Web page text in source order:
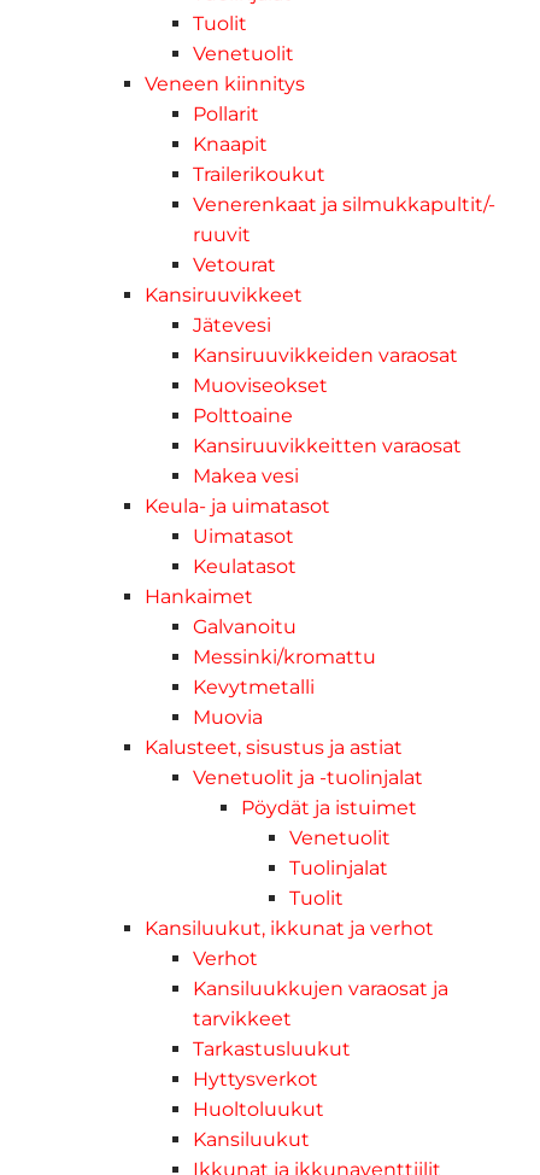
Tuolit
Venetuolit
Veneen kiinnitys
Pollarit
Knaapit
Trailerikoukut
Venerenkaat ja silmukkapultit/-
ruuvit
Vetourat
Kansiruuvikkeet
Jätevesi
Kansiruuvikkeiden varaosat
Muoviseokset
Polttoaine
Kansiruuvikkeitten varaosat
Makea vesi
Keula- ja uimatasot
Uimatasot
Keulatasot
Hankaimet
Galvanoitu
Messinki/kromattu
Kevytmetalli
Muovia
Kalusteet, sisustus ja astiat
Venetuolit ja -tuolinjalat
Pöydät ja istuimet
Venetuolit
Tuolinjalat
Tuolit
Kansiluukut, ikkunat ja verhot
Verhot
Kansiluukkujen varaosat ja
tarvikkeet
Tarkastusluukut
Hyttysverkot
Huoltoluukut
Kansiluukut
Ikkunat ja ikkunaventtiilit